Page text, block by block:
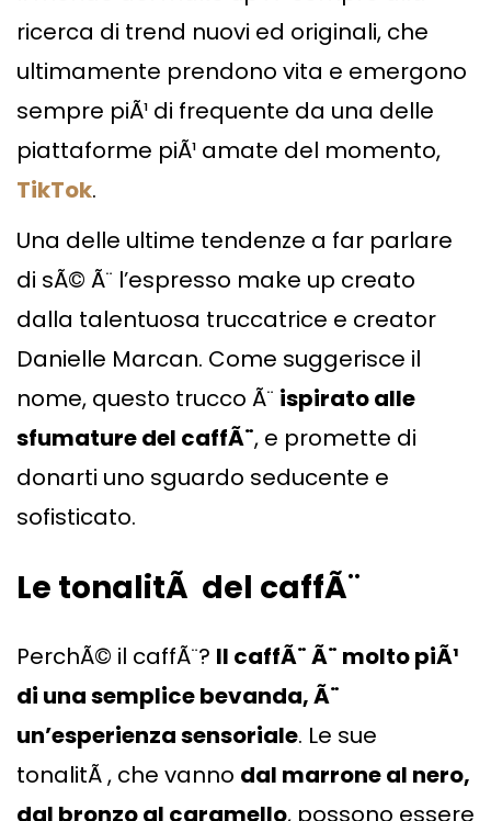
ricerca di trend nuovi ed originali, che
ultimamente prendono vita e emergono
sempre piÃ¹ di frequente da una delle
piattaforme piÃ¹ amate del momento,
TikTok.
Una delle ultime tendenze a far parlare
di sÃ© Ã¨ l’espresso make up creato
dalla talentuosa truccatrice e creator
Danielle Marcan. Come suggerisce il
nome, questo trucco Ã¨ ispirato alle
sfumature del caffÃ¨, e promette di
donarti uno sguardo seducente e
sofisticato.
Le tonalitÃ del caffÃ¨
PerchÃ© il caffÃ¨? Il caffÃ¨ Ã¨ molto piÃ¹
di una semplice bevanda, Ã¨
un’esperienza sensoriale. Le sue
tonalitÃ , che vanno dal marrone al nero,
dal bronzo al caramello, possono essere